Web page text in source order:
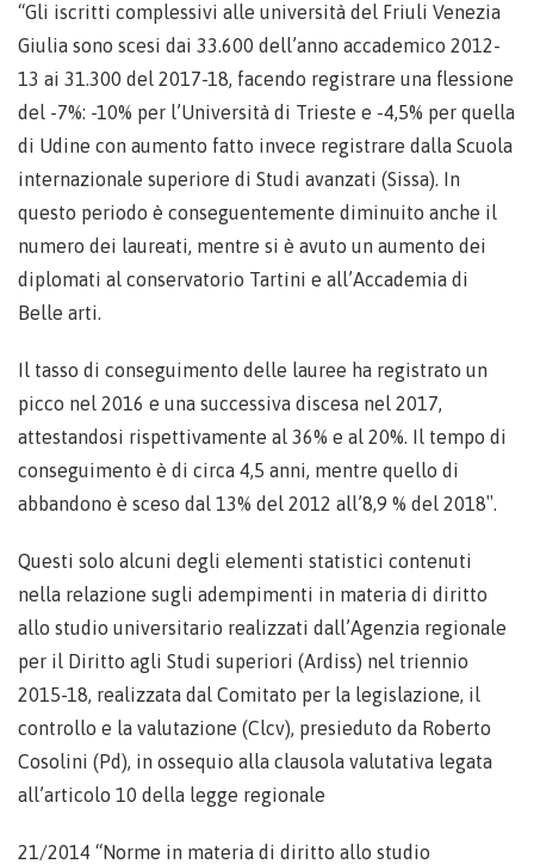
“Gli iscritti complessivi alle università del Friuli Venezia
Giulia sono scesi dai 33.600 dell’anno accademico 2012-
13 ai 31.300 del 2017-18, facendo registrare una flessione
del -7%: -10% per l’Università di Trieste e -4,5% per quella
di Udine con aumento fatto invece registrare dalla Scuola
internazionale superiore di Studi avanzati (Sissa). In
questo periodo è conseguentemente diminuito anche il
numero dei laureati, mentre si è avuto un aumento dei
diplomati al conservatorio Tartini e all’Accademia di
Belle arti.
Il tasso di conseguimento delle lauree ha registrato un
picco nel 2016 e una successiva discesa nel 2017,
attestandosi rispettivamente al 36% e al 20%. Il tempo di
conseguimento è di circa 4,5 anni, mentre quello di
abbandono è sceso dal 13% del 2012 all’8,9 % del 2018″.
Questi solo alcuni degli elementi statistici contenuti
nella relazione sugli adempimenti in materia di diritto
allo studio universitario realizzati dall’Agenzia regionale
per il Diritto agli Studi superiori (Ardiss) nel triennio
2015-18, realizzata dal Comitato per la legislazione, il
controllo e la valutazione (Clcv), presieduto da Roberto
Cosolini (Pd), in ossequio alla clausola valutativa legata
all’articolo 10 della legge regionale
21/2014 “Norme in materia di diritto allo studio